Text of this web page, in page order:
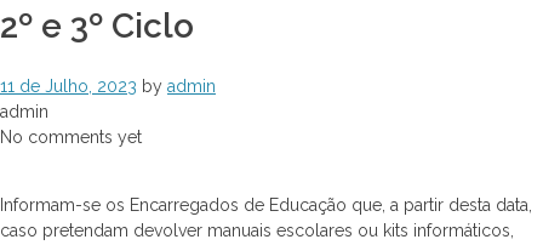
2º e 3º Ciclo
11 de Julho, 2023 by admin
admin
No comments yet
Informam-se os Encarregados de Educação que, a partir desta data,
caso pretendam devolver manuais escolares ou kits informáticos,